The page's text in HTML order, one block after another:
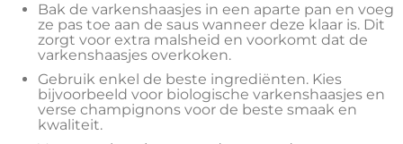
Bak de varkenshaasjes in een aparte pan en voeg
ze pas toe aan de saus wanneer deze klaar is. Dit
zorgt voor extra malsheid en voorkomt dat de
varkenshaasjes overkoken.
Gebruik enkel de beste ingrediënten. Kies
bijvoorbeeld voor biologische varkenshaasjes en
verse champignons voor de beste smaak en
kwaliteit.